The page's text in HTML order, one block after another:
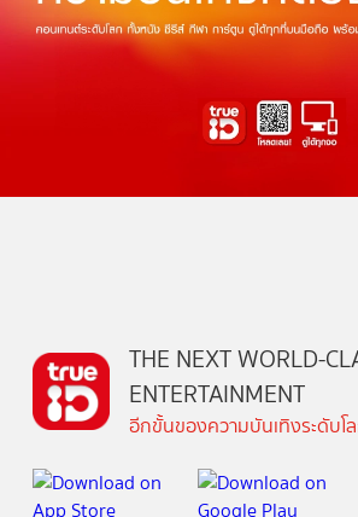
THE NEXT WORLD-
ENTERTAINMENT
อีกขั้นของความบันเทิงระดับโ